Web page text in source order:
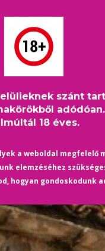
szánt
18 éves.
a weboldal megfelelő
elemzéséhez
hogyan gondoskodunk
HÍREK
múlté! Homoerotikus